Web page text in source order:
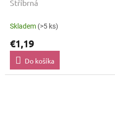
Stříbrná
Skladem (>5 ks)
€1,19
Do košíka